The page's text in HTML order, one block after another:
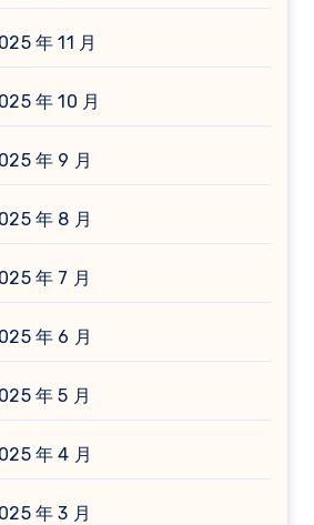
年 11 月
年 10 月
年 9 月
年 8 月
年 7 月
年 6 月
年 5 月
年 4 月
年 3 月